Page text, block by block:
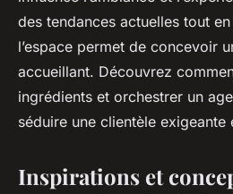
des tendances actuelles tout
l’espace permet de concevoir
accueillant. Découvrez
ingrédients et orchestrer un
séduire une clientèle exigeante
Inspirations et